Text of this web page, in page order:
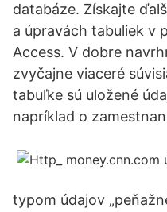
databáze. Získajte
a úpravách tabuliek v
Access. V dobre
zvyčajne viaceré
tabuľke sú uložené
napríklad o
typom údajov